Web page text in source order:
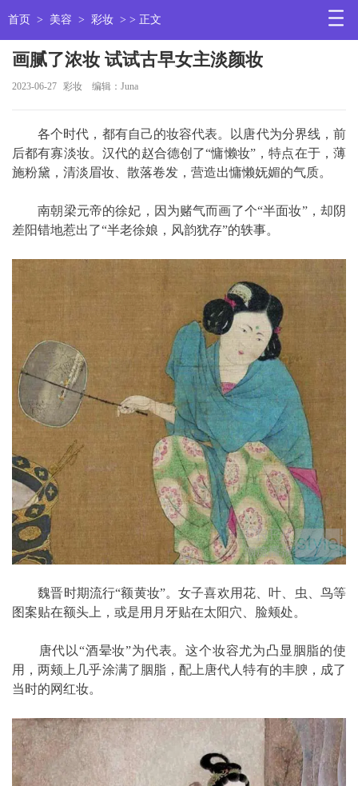
首页 > 美容 > 彩妆 > > 正文
画腻了浓妆 试试古早女主淡颜妆
2023-06-27 彩妆 编辑：Juna
各个时代，都有自己的妆容代表。以唐代为分界线，前
后都有寡淡妆。汉代的赵合德创了“慵懒妆”，特点在于，薄
施粉黛，清淡眉妆、散落卷发，营造出慵懒妩媚的气质。
南朝梁元帝的徐妃，因为赌气而画了个“半面妆”，却阴
差阳错地惹出了“半老徐娘，风韵犹存”的轶事。
魏晋时期流行“额黄妆”。女子喜欢用花、叶、虫、鸟等
图案贴在额头上，或是用月牙贴在太阳穴、脸颊处。
唐代以“酒晕妆”为代表。这个妆容尤为凸显胭脂的使
用，两颊上几乎涂满了胭脂，配上唐代人特有的丰腴，成了
当时的网红妆。